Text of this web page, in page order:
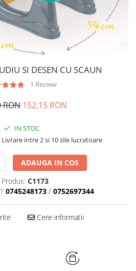
SI DESEN CU SCAUN
1 Review
RON 152,15 RON
IN STOC
Livrare intre 2 si 10 zile lucratoare
ADAUGA IN COS
C1173
0745248173 / 0752697344
Cere informatii